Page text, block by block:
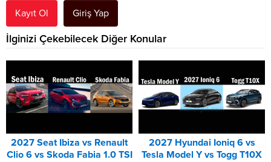
Kayıt Ol Giriş Yap
İlginizi Çekebilecek Diğer Konular
2027 Seat Ibiza vs Renault
Clio 6 vs Skoda Fabia 1.0 TSI
2027 Hyundai Ioniq 6 vs
Tesla Model Y vs Togg T10X